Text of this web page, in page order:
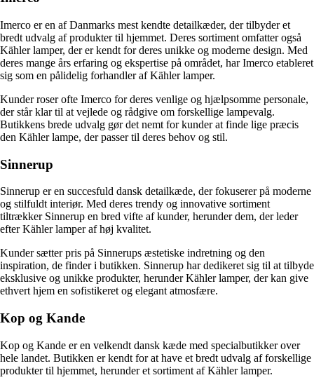
Imerco er en af Danmarks mest kendte detailkæder, der tilbyder et
bredt udvalg af produkter til hjemmet. Deres sortiment omfatter også
Kähler lamper, der er kendt for deres unikke og moderne design. Med
deres mange års erfaring og ekspertise på området, har Imerco etableret
sig som en pålidelig forhandler af Kähler lamper.
Kunder roser ofte Imerco for deres venlige og hjælpsomme personale,
der står klar til at vejlede og rådgive om forskellige lampevalg.
Butikkens brede udvalg gør det nemt for kunder at finde lige præcis
den Kähler lampe, der passer til deres behov og stil.
Sinnerup
Sinnerup er en succesfuld dansk detailkæde, der fokuserer på moderne
og stilfuldt interiør. Med deres trendy og innovative sortiment
tiltrækker Sinnerup en bred vifte af kunder, herunder dem, der leder
efter Kähler lamper af høj kvalitet.
Kunder sætter pris på Sinnerups æstetiske indretning og den
inspiration, de finder i butikken. Sinnerup har dedikeret sig til at tilbyde
eksklusive og unikke produkter, herunder Kähler lamper, der kan give
ethvert hjem en sofistikeret og elegant atmosfære.
Kop og Kande
Kop og Kande er en velkendt dansk kæde med specialbutikker over
hele landet. Butikken er kendt for at have et bredt udvalg af forskellige
produkter til hjemmet, herunder et sortiment af Kähler lamper.